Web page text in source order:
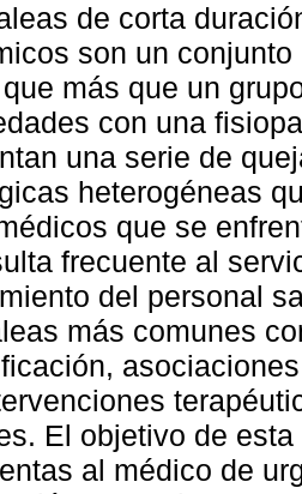
de corta
son un
más que un
con una
una serie de
heterogéneas
que se
frecuente al
del personal
más comunes
El objetivo de
al médico de